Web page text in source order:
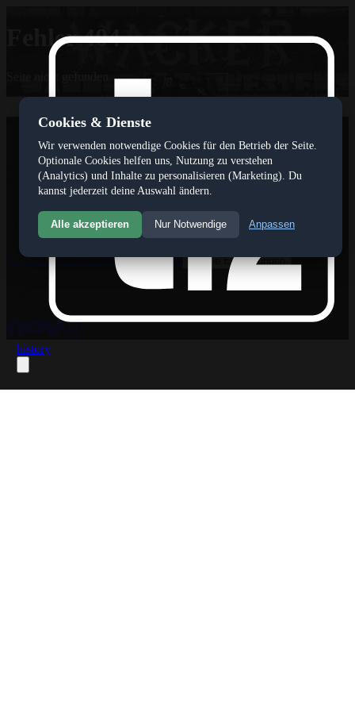
history
Fehler 404
Cookies & Dienste
Wir verwenden notwendige Cookies für den Betrieb der Seite.
Optionale Cookies helfen uns, Nutzung zu verstehen
(Analytics) und Inhalte zu personalisieren (Marketing). Du
kannst jederzeit deine Auswahl ändern.
Alle akzeptieren Nur Notwendige Anpassen
Das Internetportal www.tivoli12.at ist ein privates und
unabhäniges,journalistisches Medium, das seinen Fokus auf die
Berichterstattung über den FC Wacker Innsbruck gerichtet hat.
Gegründet wurde das tivoli12 magazin im Jahr 2008.
ForumGaleriePressespiegelStatistik Cookie Einstellungen